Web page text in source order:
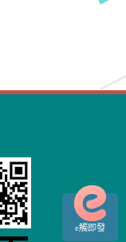
e觸即發